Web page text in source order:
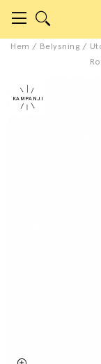
Hem / Belysning /